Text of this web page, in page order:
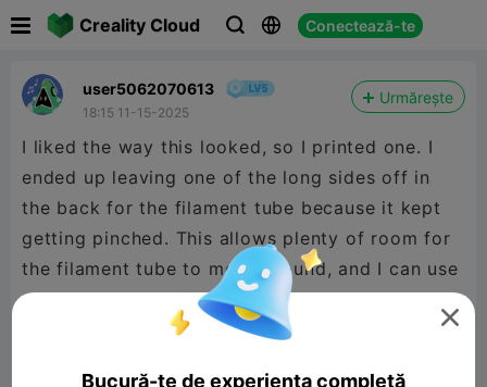
Creality Cloud   Conectează-te
user5062070613
18:15 11-15-2025
Urmărește
I liked the way this looked, so I printed one. I
ended up leaving one of the long sides off in
the back for the filament tube because it kept
getting pinched. This allows plenty of room for
the filament tube to move around, and I can use
my lid again.

Bucură-te de experiența completă